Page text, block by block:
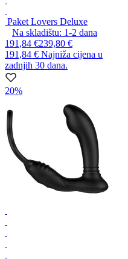
Paket Lovers Deluxe
Na skladištu: 1-2 dana
191,84 €239,80 €
191,84 € Najniža cijena u
zadnjih 30 dana.
20%